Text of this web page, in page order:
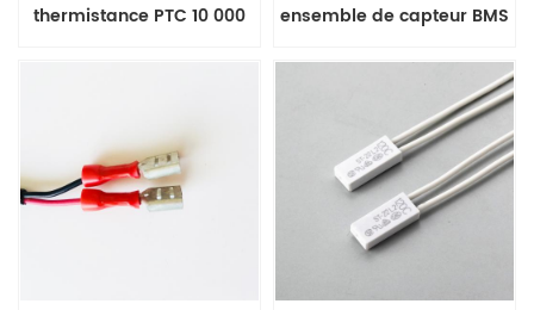
thermistance PTC 10 000
ensemble de capteur BMS